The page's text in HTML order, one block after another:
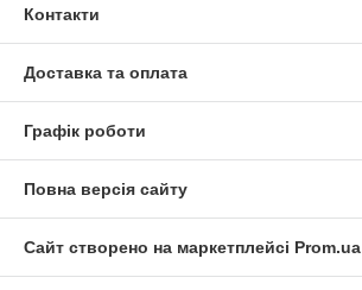
Контакти
Доставка та оплата
Графік роботи
Повна версія сайту
Сайт створено на маркетплейсі Prom.ua